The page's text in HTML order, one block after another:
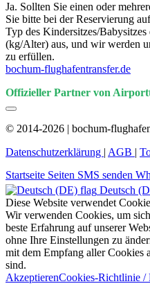
Ja. Sollten Sie einen oder
Sie bitte bei der Reservierung
Typ des Kindersitzes/
(kg/Alter) aus, und wir werden
zu erfüllen.
bochum-flughafentransfer.de
Offizieller Partner von
© 2014-2026 | bochum-
Datenschutzerklärung | AGB |
Startseite Seiten SMS senden
Deutsch
Diese Website verwendet
Wir verwenden Cookies, um
beste Erfahrung auf unserer
ohne Ihre Einstellungen zu
mit dem Empfang aller Cookies
sind.
AkzeptierenCookies-Richtlinie /